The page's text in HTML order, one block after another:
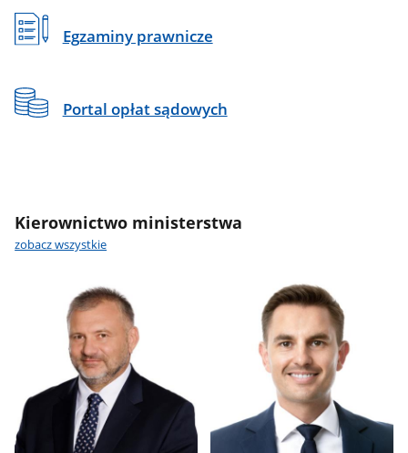
Egzaminy prawnicze
Portal opłat sądowych
Kierownictwo ministerstwa
zobacz wszystkie